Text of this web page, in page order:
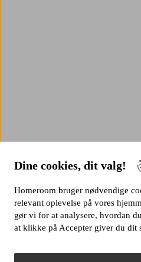
Dine cookies, dit valg!
Homeroom bruger nødvendige
relevant oplevelse på vores
gør vi for at analysere, hvordan
at klikke på Accepter giver du dit